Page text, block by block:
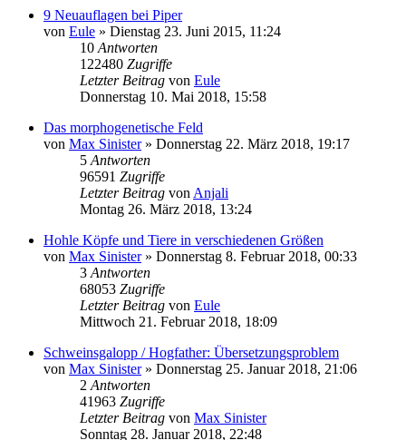
9 Neuauflagen bei Piper
von Eule » Dienstag 23. Juni 2015, 11:24
10 Antworten
122480 Zugriffe
Letzter Beitrag von Eule
Donnerstag 10. Mai 2018, 15:58
Das morphogenetische Feld
von Max Sinister» Donnerstag 22. März 2018, 19:17
5 Antworten
96591 Zugriffe
Letzter Beitrag von Anjali
Montag 26. März 2018, 13:24
Hohle Köpfe und Tiere in verschiedenen Größen
von Max Sinister» Donnerstag 8. Februar 2018, 00:33
3 Antworten
68053 Zugriffe
Letzter Beitrag von Eule
Mittwoch 21. Februar 2018, 18:09
Schweinsgalopp / Hogfather: Übersetzungsproblem
von Max Sinister» Donnerstag 25. Januar 2018, 21:06
2 Antworten
41963 Zugriffe
Letzter Beitrag von Max Sinister
Sonntag 28. Januar 2018, 22:48